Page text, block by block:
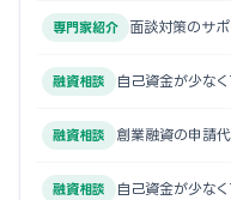
専門家紹介 面談対策のサ
融資相談 自己資金が少な
融資相談 創業融資の申請
融資相談 自己資金が少な